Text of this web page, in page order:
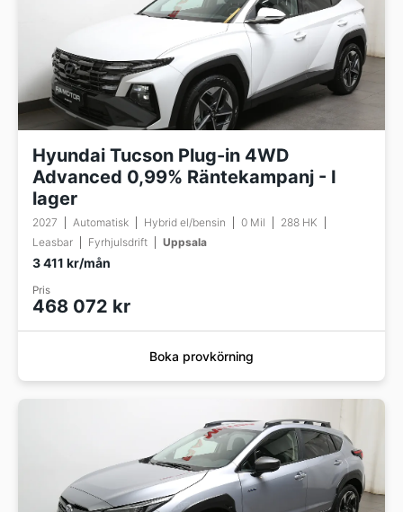
Hyundai Tucson Plug-in 4WD
Advanced 0,99% Räntekampanj - I
lager
2027 Automatisk Hybrid el/bensin 0 Mil
288 HK
Leasbar
Fyrhjulsdrift Uppsala
3 411 kr/mån
Pris
468 072 kr
Boka provkörning